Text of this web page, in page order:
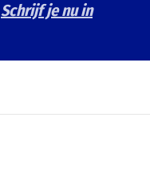
Schrijf je nu in